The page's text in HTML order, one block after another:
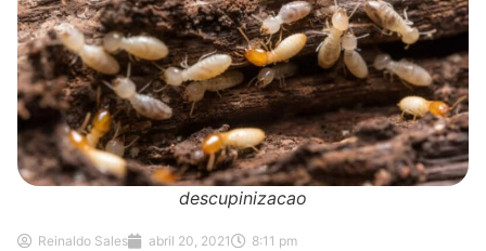
descupinizacao
Reinaldo Sales abril 20, 2021 8:11 pm